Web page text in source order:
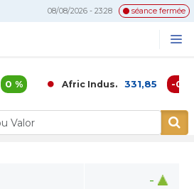
08/08/2026 - 23:28 séance fermée
0 % Afric Indus. 331,85 -0,02
-